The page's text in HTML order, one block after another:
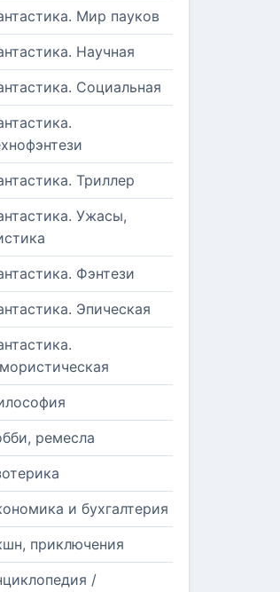
Мир пауков
Научная
Социальная
Триллер
Ужасы,
Фэнтези
Эпическая
ремесла
и бухгалтерия
приключения
/